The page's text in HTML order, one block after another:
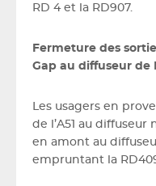
RD 4 et la RD907.
Fermeture des
Gap au diffuseur de
Les usagers en
de l’A51 au diffuseur
en amont au
empruntant la